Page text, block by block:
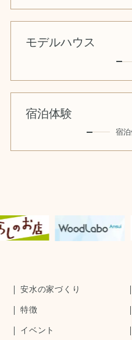
モデルハウス
宿泊体験
宿
安水の家づくり
特徴
イベント